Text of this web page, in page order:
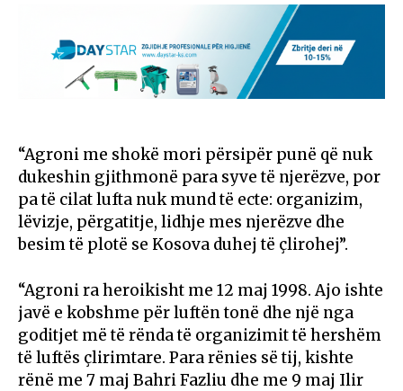
“Agroni me shokë mori përsipër punë që nuk
dukeshin gjithmonë para syve të njerëzve, por
pa të cilat lufta nuk mund të ecte: organizim,
lëvizje, përgatitje, lidhje mes njerëzve dhe
besim të plotë se Kosova duhej të çlirohej”.
“Agroni ra heroikisht me 12 maj 1998. Ajo ishte
javë e kobshme për luftën tonë dhe një nga
goditjet më të rënda të organizimit të hershëm
të luftës çlirimtare. Para rënies së tij, kishte
rënë me 7 maj Bahri Fazliu dhe me 9 maj Ilir